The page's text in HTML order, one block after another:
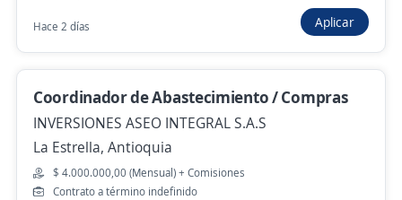
Hace 3 horas
Residente SST para San Roque
4,8
AGENCIA DE EMPLEO COMFAMA
San Roque, Antioquia
Hace 2 días Aplicar
Coordinador de Abastecimiento / Compras
INVERSIONES ASEO INTEGRAL S.A.S
La Estrella, Antioquia
$ 4.000.000,00 (Mensual) + Comisiones
Contrato a término indefinido